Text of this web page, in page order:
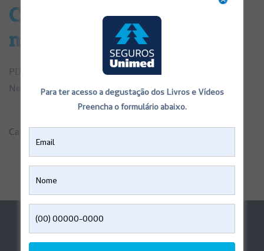
Cirurgia para Neuroma e
neurólise
PDF de Consentimentos Informados Cirurgia para
Neuroma e neurólise
Categorias:Consentimentos Informados,Saúde
Ajuda
Perguntas Frequentes
Reembolso Digital
Para ter acesso a degustação dos Livros e Vídeos
Preencha o formulário abaixo.